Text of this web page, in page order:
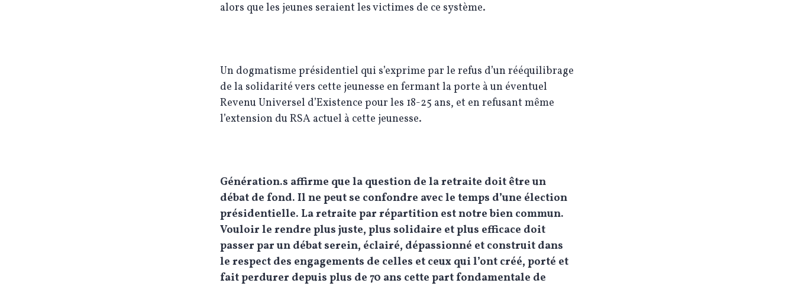
alors que les jeunes seraient les victimes de ce système.
Un dogmatisme présidentiel qui s’exprime par le refus d’un rééquilibrage
de la solidarité vers cette jeunesse en fermant la porte à un éventuel
Revenu Universel d’Existence pour les 18-25 ans, et en refusant même
l’extension du RSA actuel à cette jeunesse.
Génération.s affirme que la question de la retraite doit être un
débat de fond. Il ne peut se confondre avec le temps d’une élection
présidentielle. La retraite par répartition est notre bien commun.
Vouloir le rendre plus juste, plus solidaire et plus efficace doit
passer par un débat serein, éclairé, dépassionné et construit dans
le respect des engagements de celles et ceux qui l’ont créé, porté et
fait perdurer depuis plus de 70 ans cette part fondamentale de